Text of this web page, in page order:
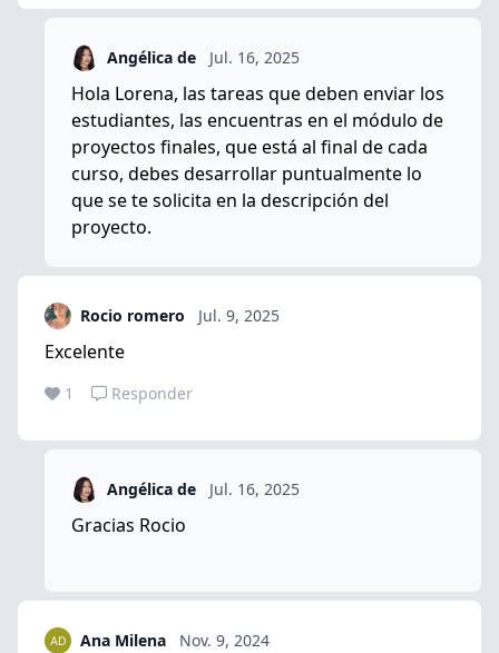
Angélica de Jul. 16, 2025
Hola Lorena, las tareas que deben enviar los
estudiantes, las encuentras en el módulo de
proyectos finales, que está al final de cada
curso, debes desarrollar puntualmente lo
que se te solicita en la descripción del
proyecto.
Rocio romero Jul. 9, 2025
Excelente
1 Responder
Angélica de Jul. 16, 2025
Gracias Rocio
Ana Milena Nov. 9, 2024